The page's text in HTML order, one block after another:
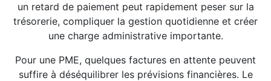
un retard de paiement peut rapidement peser sur la
trésorerie, compliquer la gestion quotidienne et créer
une charge administrative importante.
Pour une PME, quelques factures en attente peuvent
suffire à déséquilibrer les prévisions financières. Le